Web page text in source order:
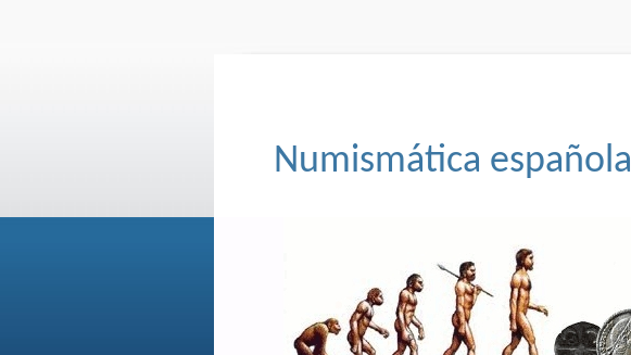
Numismática española